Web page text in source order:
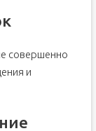
совершенно
и